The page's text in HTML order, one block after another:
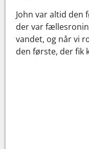
John var altid den
der var
vandet, og når vi
den første, der fik